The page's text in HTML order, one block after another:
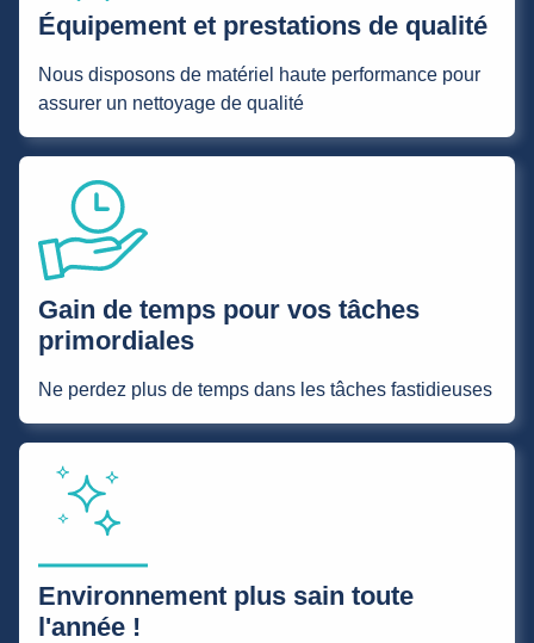
Équipement et prestations de qualité
Nous disposons de matériel haute performance pour
assurer un nettoyage de qualité
Gain de temps pour vos tâches
primordiales
Ne perdez plus de temps dans les tâches fastidieuses
Environnement plus sain toute
l'année !